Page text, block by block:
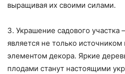
выращивая их своими силами.
3. Украшение садового участка
является не только
элементом декора. Яркие
плодами станут настоящими